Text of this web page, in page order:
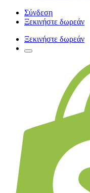
Σύνδεση
Ξεκινήστε δωρεάν
Ξεκινήστε δωρεάν